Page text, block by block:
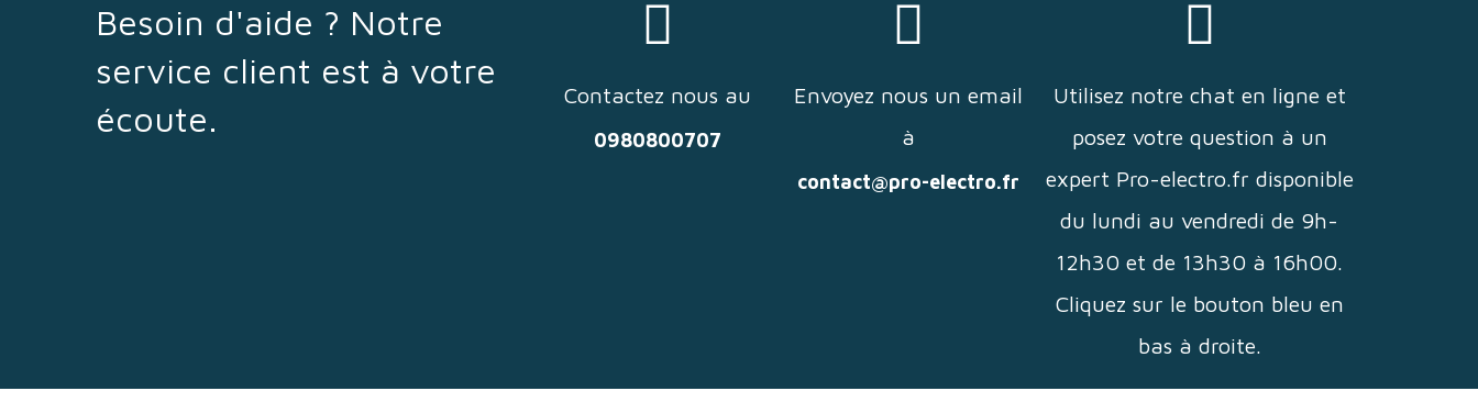
Besoin d'aide ? Notre
service client est à votre
écoute.
Contactez nous au
0980800707
Envoyez nous un email
à
contact@pro-electro.fr
Utilisez notre chat en ligne et
posez votre question à un
expert Pro-electro.fr disponible
du lundi au vendredi de 9h-
12h30 et de 13h30 à 16h00.
Cliquez sur le bouton bleu en
bas à droite.